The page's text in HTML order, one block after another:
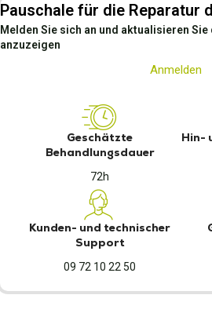
Pauschale für die Reparatur
Melden Sie sich an und aktualisieren
anzuzeigen
Anmelden
Geschätzte
Behandlungsdauer
72h
Hin-
Kunden- und technischer
Support
09 72 10 22 50